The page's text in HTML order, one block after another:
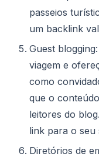
passeios
um backlink
Guest
viagem e
como
que o
leitores do
link para o seu
Diretórios de